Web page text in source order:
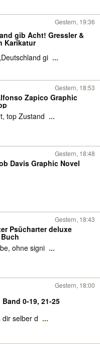
Gestern, 19:36
gib Acht! Gressler &
Karikatur
gi ...
Gestern, 18:53
Zapico Graphic
top Zustand ...
Gestern, 18:48
Davis Graphic Novel
Gestern, 18:43
Psücharter deluxe
ohne signi ...
Gestern, 18:00
0-19, 21-25
selber d ...